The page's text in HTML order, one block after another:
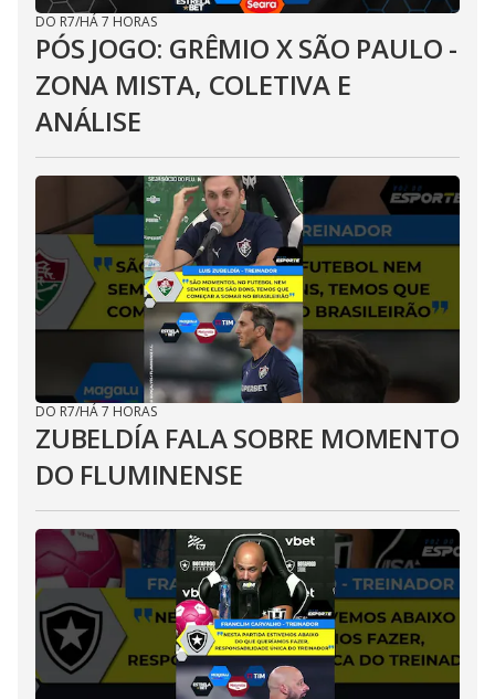
DO R7/HÁ 7 HORAS
PÓS JOGO: GRÊMIO X SÃO PAULO -
ZONA MISTA, COLETIVA E
ANÁLISE
DO R7/HÁ 7 HORAS
ZUBELDÍA FALA SOBRE MOMENTO
DO FLUMINENSE